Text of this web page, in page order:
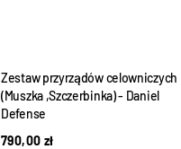
Zestaw przyrządów celowniczych
(Muszka ,Szczerbinka) - Daniel
Defense
790,00 zł